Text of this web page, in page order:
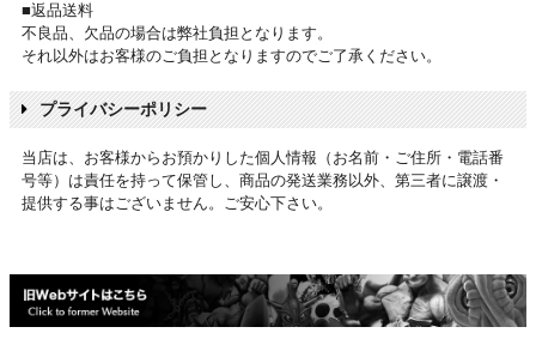
■返品送料
不良品、欠品の場合は弊社負担となります。
それ以外はお客様のご負担となりますのでご了承ください。
プライバシーポリシー
当店は、お客様からお預かりした個人情報（お名前・ご住所・電話番
号等）は責任を持って保管し、商品の発送業務以外、第三者に譲渡・
提供する事はございません。ご安心下さい。